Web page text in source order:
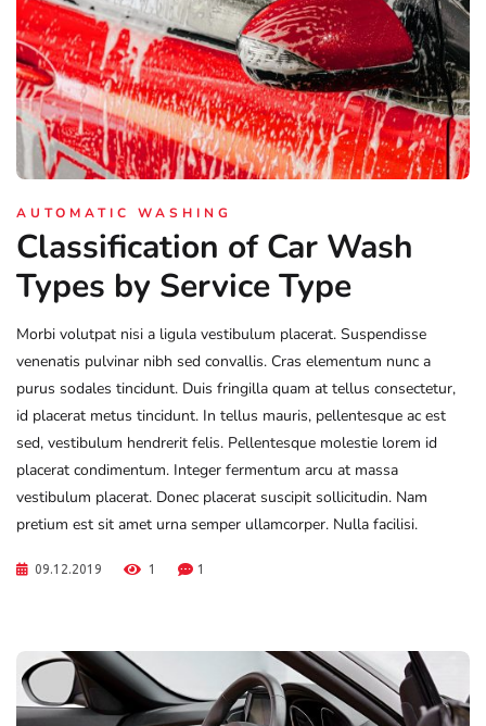
AUTOMATIC WASHING
Classification of Car Wash
Types by Service Type
Morbi volutpat nisi a ligula vestibulum placerat. Suspendisse
venenatis pulvinar nibh sed convallis. Cras elementum nunc a
purus sodales tincidunt. Duis fringilla quam at tellus consectetur,
id placerat metus tincidunt. In tellus mauris, pellentesque ac est
sed, vestibulum hendrerit felis. Pellentesque molestie lorem id
placerat condimentum. Integer fermentum arcu at massa
vestibulum placerat. Donec placerat suscipit sollicitudin. Nam
pretium est sit amet urna semper ullamcorper. Nulla facilisi.
09.12.2019 1 1